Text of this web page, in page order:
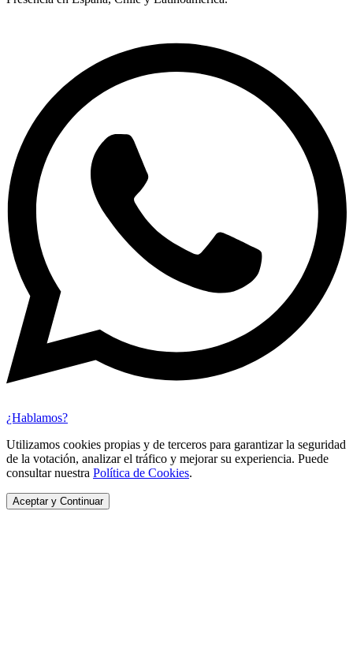
¿Hablamos?
Utilizamos cookies propias y de terceros para garantizar la seguridad
de la votación, analizar el tráfico y mejorar su experiencia. Puede
consultar nuestra Política de Cookies.
Aceptar y Continuar